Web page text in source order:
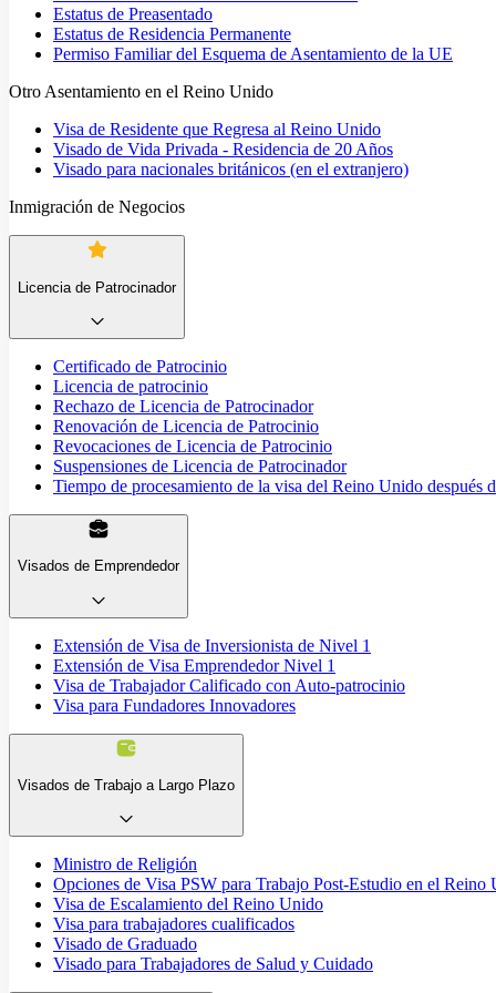
Estatus de Preasentado
Estatus de Residencia Permanente
Permiso Familiar del Esquema de Asentamiento de la UE
Otro Asentamiento en el Reino Unido
Visa de Residente que Regresa al Reino Unido
Visado de Vida Privada - Residencia de 20 Años
Visado para nacionales británicos (en el extranjero)
Inmigración de Negocios
Licencia de Patrocinador
Certificado de Patrocinio
Licencia de patrocinio
Rechazo de Licencia de Patrocinador
Renovación de Licencia de Patrocinio
Revocaciones de Licencia de Patrocinio
Suspensiones de Licencia de Patrocinador
Tiempo de procesamiento de la visa del Reino Unido después
Visados de Emprendedor
Extensión de Visa de Inversionista de Nivel 1
Extensión de Visa Emprendedor Nivel 1
Visa de Trabajador Calificado con Auto-patrocinio
Visa para Fundadores Innovadores
Visados de Trabajo a Largo Plazo
Ministro de Religión
Opciones de Visa PSW para Trabajo Post-Estudio en el Reino
Visa de Escalamiento del Reino Unido
Visa para trabajadores cualificados
Visado de Graduado
Visado para Trabajadores de Salud y Cuidado